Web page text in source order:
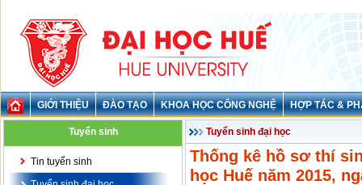
GIỚI THIỆU ĐÀO TẠO KHOA HỌC CÔNG NGHỆ HỢP TÁC &
Tuyển sinh
Tin tuyển sinh
Tuyển sinh đại học
Thống kê hồ sơ thí
học Huế năm 2015,